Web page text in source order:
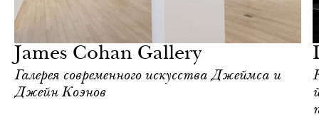
James Cohan Gallery
Галерея современного искусства Джеймса и
Джейн Коэнов
Йорк